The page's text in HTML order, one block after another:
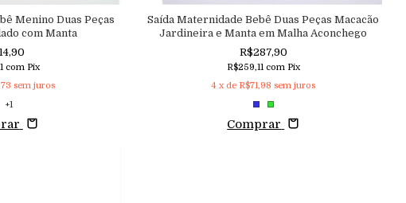
Menino Duas Peças
com Manta
com Pix
sem juros
+1
Saída Maternidade Bebê Duas Peças Macacão
Jardineira e Manta em Malha Aconchego
R$287,90
R$259,11 com Pix
4 x de R$71,98 sem juros
Comprar